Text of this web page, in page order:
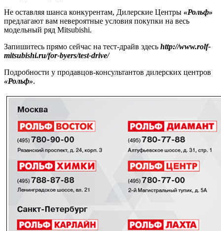
Не оставляя шанса конкурентам, Дилерские Центры «Рольф»
предлагают вам невероятные условия покупки на весь
модельный ряд Mitsubishi.
Запишитесь прямо сейчас на тест-драйв здесь http://www.rolf-
mitsubishi.ru/for-byers/test-drive/
Подробности у продавцов-консультантов дилерских центров
«Рольф».